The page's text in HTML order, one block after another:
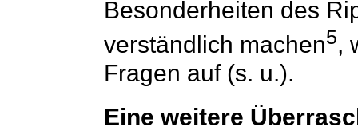
Besonderheiten des
verständlich machen5,
Fragen auf (s. u.).
Eine weitere